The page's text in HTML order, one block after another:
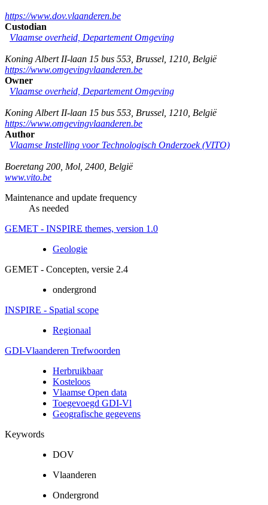
https://www.dov.vlaanderen.be
Custodian
Vlaamse overheid, Departement Omgeving
Koning Albert II-laan 15 bus 553 Brussel 1210 België
https://www.omgevingvlaanderen.be
Owner
Vlaamse overheid, Departement Omgeving
Koning Albert II-laan 15 bus 553 Brussel 1210 België
https://www.omgevingvlaanderen.be
Author
Vlaamse Instelling voor Technologisch Onderzoek (VITO)
Boeretang 200 Mol 2400 België
www.vito.be
Maintenance and update frequency
As needed
GEMET - INSPIRE themes, version 1.0
Geologie
GEMET - Concepten, versie 2.4
ondergrond
INSPIRE - Spatial scope
Regionaal
GDI-Vlaanderen Trefwoorden
Herbruikbaar
Kosteloos
Vlaamse Open data
Toegevoegd GDI-Vl
Geografische gegevens
Keywords
DOV
Vlaanderen
Ondergrond